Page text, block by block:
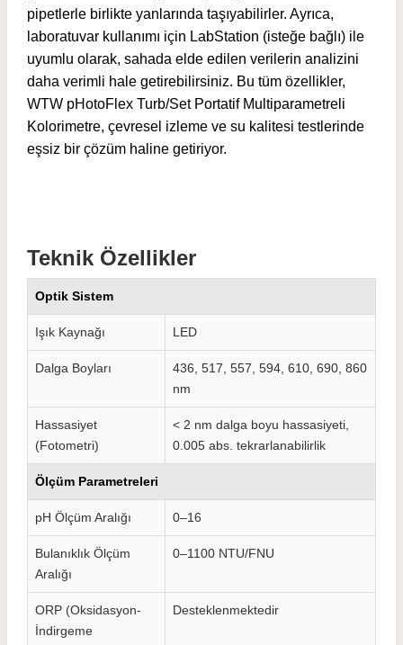
pipetlerle birlikte yanlarında taşıyabilirler. Ayrıca,
laboratuvar kullanımı için LabStation (isteğe bağlı) ile
uyumlu olarak, sahada elde edilen verilerin analizini
daha verimli hale getirebilirsiniz. Bu tüm özellikler,
WTW pHotoFlex Turb/Set Portatif Multiparametreli
Kolorimetre, çevresel izleme ve su kalitesi testlerinde
eşsiz bir çözüm haline getiriyor.
Teknik Özellikler
Optik Sistem
Işık Kaynağı LED
Dalga Boyları
436, 517, 557, 594, 610, 690, 860
nm
Hassasiyet
(Fotometri)
< 2 nm dalga boyu hassasiyeti,
0.005 abs. tekrarlanabilirlik
Ölçüm Parametreleri
pH Ölçüm Aralığı 0–16
Bulanıklık Ölçüm
Aralığı
0–1100 NTU/FNU
ORP (Oksidasyon-
İndirgeme
Desteklenmektedir